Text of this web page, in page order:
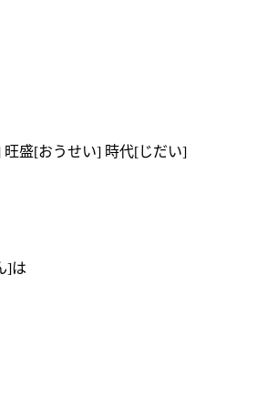
盛[おうせい] 時代[じだい]
]は